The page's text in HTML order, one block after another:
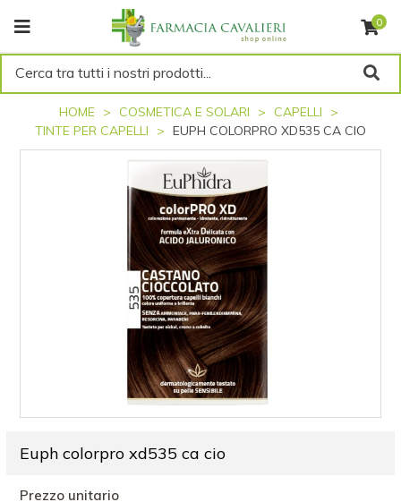
0
Cerca tra tutti i nostri prodotti...
HOME COSMETICA E SOLARI
CAPELLI
TINTE PER CAPELLI
EUPH COLORPRO XD535 CA CIO
Euph colorpro xd535 ca cio